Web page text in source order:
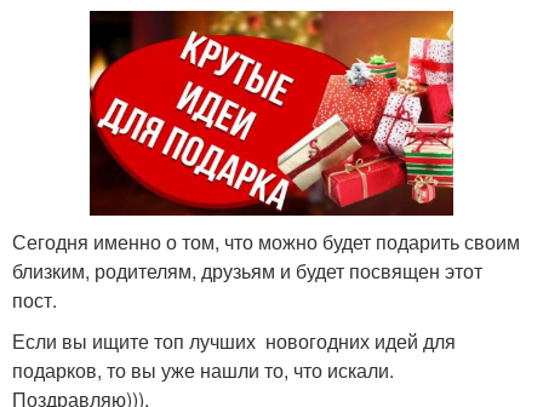
Сегодня именно о том, что можно будет подарить своим
близким, родителям, друзьям и будет посвящен этот
пост.
Если вы ищите топ лучших новогодних идей для
подарков, то вы уже нашли то, что искали.
Поздравляю))).